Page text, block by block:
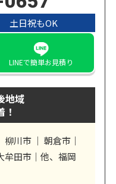
土日祝もOK
LINEで簡単お見積り
地域
！
川市 ｜ 朝倉市｜
牟田市｜他、福岡